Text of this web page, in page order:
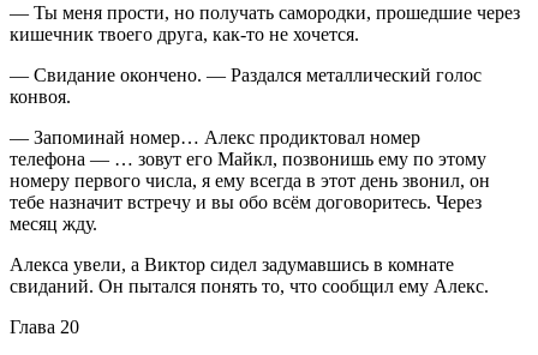
— Ты меня прости, но получать самородки, прошедшие через
кишечник твоего друга, как-то не хочется.
— Свидание окончено. — Раздался металлический голос
конвоя.
— Запоминай номер… Алекс продиктовал номер
телефона — … зовут его Майкл, позвонишь ему по этому
номеру первого числа, я ему всегда в этот день звонил, он
тебе назначит встречу и вы обо всём договоритесь. Через
месяц жду.
Алекса увели, а Виктор сидел задумавшись в комнате
свиданий. Он пытался понять то, что сообщил ему Алекс.
Глава 20